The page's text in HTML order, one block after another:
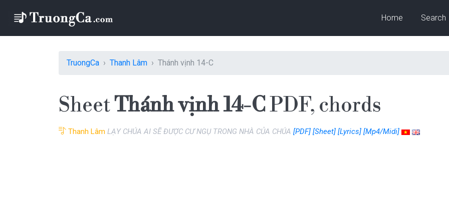
Home Search
TruongCa Thanh Lâm Thánh vịnh 14-C
SheetThánh vịnh 14-CPDF, chords
Thanh Lâm LẠY CHÚA AI SẼ ĐƯỢC CƯ NGỤ TRONG NHÀ CỦA CHÚA [PDF] [Sheet] [Lyrics] [Mp4/Midi]